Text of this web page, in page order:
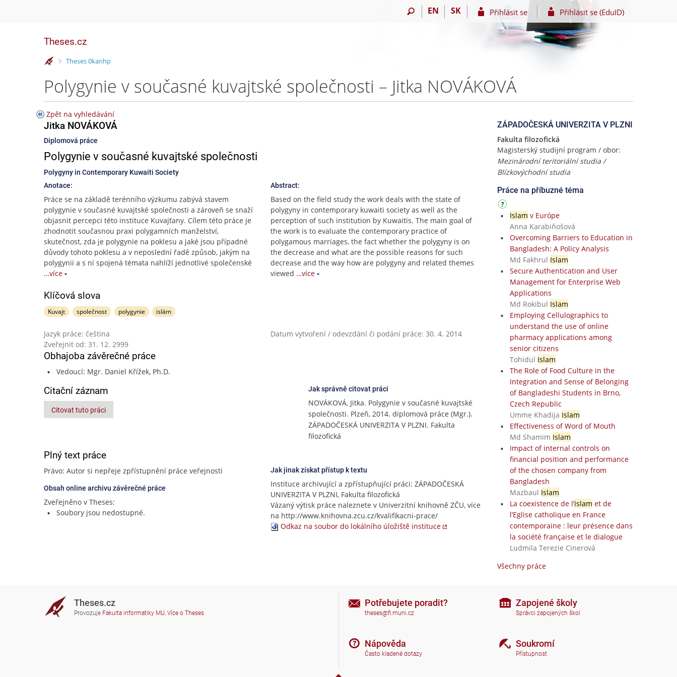
EN SK Přihlásit se Přihlásit se (EduID)
Theses.cz
>
Theses 0kanhp
Polygynie v současné kuvajtské společnosti – Jitka NOVÁKOVÁ
Zpět na vyhledávání
Jitka NOVÁKOVÁ
Diplomová práce
Polygynie v současné kuvajtské společnosti
Polygyny in Contemporary Kuwaiti Society
Anotace:
Práce se na základě terénního výzkumu zabývá stavem
polygynie v současné kuvajtské společnosti a zároveň se snaží
objasnit percepci této instituce Kuvajťany. Cílem této práce je
zhodnotit současnou praxi polygamních manželství,
skutečnost, zda je polygynie na poklesu a jaké jsou případné
důvody tohoto poklesu a v neposlední řadě způsob, jakým na
polygynii a s ní spojená témata nahlíží jednotlivé společenské
…více
Abstract:
Based on the field study the work deals with the state of
polygyny in contemporary kuwaiti society as well as the
perception of such institution by Kuwaitis. The main goal of
the work is to evaluate the contemporary practice of
polygamous marriages, the fact whether the polygyny is on
the decrease and what are the possible reasons for such
decrease and the way how are polygyny and related themes
viewed …více
Klíčová slova
Kuvajt společnost polygynie islám
Jazyk práce: čeština
Datum vytvoření / odevzdání či podání práce: 30. 4. 2014
Zveřejnit od: 31. 12. 2999
Obhajoba závěrečné práce
Vedoucí: Mgr. Daniel Křížek, Ph.D.
Citační záznam
Citovat tuto práci
Jak správně citovat práci
NOVÁKOVÁ, Jitka. Polygynie v současné kuvajtské
společnosti. Plzeň, 2014. diplomová práce (Mgr.).
ZÁPADOČESKÁ UNIVERZITA V PLZNI. Fakulta
filozofická
Plný text práce
Právo: Autor si nepřeje zpřístupnění práce veřejnosti
Obsah online archivu závěrečné práce
Zveřejněno v Theses:
Soubory jsou nedostupné.
Jak jinak získat přístup k textu
Instituce archivující a zpřístupňující práci: ZÁPADOČESKÁ
UNIVERZITA V PLZNI, Fakulta filozofická
Vázaný výtisk práce naleznete v Univerzitní knihovně ZČU, více
na http://www.knihovna.zcu.cz/kvalifikacni-prace/
Odkaz na soubor do lokálního úložiště instituce
ZÁPADOČESKÁ UNIVERZITA V PLZNI
Fakulta filozofická
Magisterský studijní program / obor:
Mezinárodní teritoriální studia /
Blízkovýchodní studia
Práce na příbuzné téma
Islam v Európe
Anna Karabiňošová
Overcoming Barriers to Education in
Bangladesh: A Policy Analysis
Md Fakhrul Islam
Secure Authentication and User
Management for Enterprise Web
Applications
Md Rokibul Islam
Employing Cellulographics to
understand the use of online
pharmacy applications among
senior citizens
Tohidul Islam
The Role of Food Culture in the
Integration and Sense of Belonging
of Bangladeshi Students in Brno,
Czech Republic
Umme Khadija Islam
Effectiveness of Word of Mouth
Md Shamim Islam
Impact of internal controls on
financial position and performance
of the chosen company from
Bangladesh
Mazbaul Islam
La coexistence de l’islam et de
l’Eglise catholique en France
contemporaine : leur présence dans
la société française et le dialogue
Ludmila Terezie Cinerová
Všechny práce
Theses.cz
Provozuje Fakulta informatiky MU, Více o Theses
Potřebujete poradit?
theses@fi.muni.cz
Nápověda
Často kladené dotazy
Zapojené školy
Správci zapojených škol
Soukromí
Přístupnost